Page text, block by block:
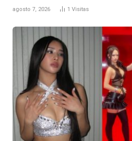
agosto 7, 2026 1 Visitas